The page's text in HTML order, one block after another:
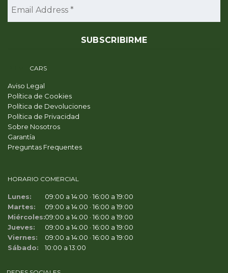
CARS
Aviso Legal
Política de Cookies
Política de Devoluciones
Política de Privacidad
Sobre Nosotros
Garantía
Preguntas Frequentes
HORARIO COMERCIAL
Lunes:
09:00 a 14:00 · 16:00 a 19:00
Martes:
09:00 a 14:00 · 16:00 a 19:00
Miércoles:09:00 a 14:00 · 16:00 a 19:00
Jueves:
09:00 a 14:00 · 16:00 a 19:00
Viernes:
09:00 a 14:00 · 16:00 a 19:00
Sábado:
10:00 a 13:00